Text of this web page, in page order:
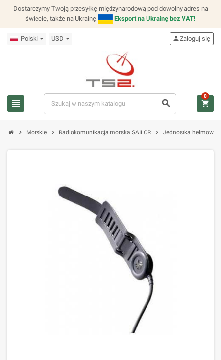
Dostarczymy Twoją przesyłkę międzynarodową pod dowolny adres na
świecie, także na Ukrainę
Eksport na Ukrainę bez VAT!
Polski USD
view_headline search
personZaloguj się
shopping_cart
0
chevron_right Morskie chevron_right Radiokomunikacja morska SAILOR chevron_right Jednostka hełmowa